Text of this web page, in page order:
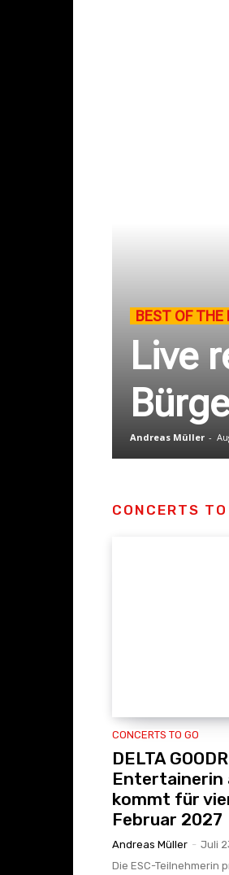
BEST OF THE
Live
Andreas Müller -
CONCERTS TO
CONCERTS TO GO
DELTA
Entertainerin
kommt für
Februar 2027
Andreas Müller - Juli
Die ESC-Teilnehmerin